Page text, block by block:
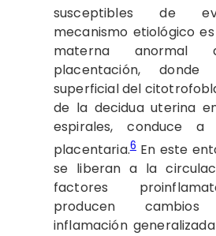
susceptibles de
mecanismo etiológico
materna anormal
placentación,
superficial del
de la decidua uterina
espirales, conduce a
placentaria.6En este
se liberan a la
factores
producen cambios
inflamación